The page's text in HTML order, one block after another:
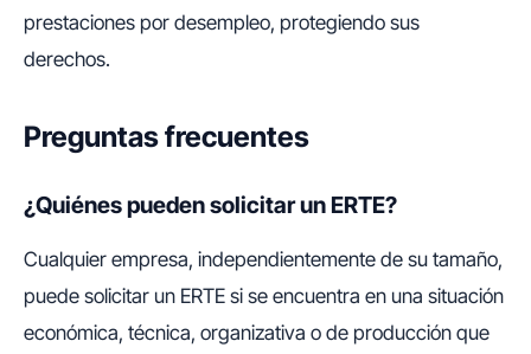
prestaciones por desempleo, protegiendo sus
derechos.
Preguntas frecuentes
¿Quiénes pueden solicitar un ERTE?
Cualquier empresa, independientemente de su tamaño,
puede solicitar un ERTE si se encuentra en una situación
económica, técnica, organizativa o de producción que